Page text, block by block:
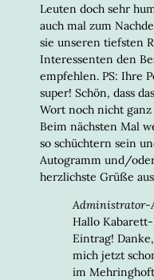
Leuten doch sehr
auch mal zum
sie unseren tiefsten
Interessenten den
empfehlen. PS: Ihre
super! Schön, dass
Wort noch nicht ganz
Beim nächsten Mal
so schüchtern sein
Autogramm und/
herzlichste Grüße
Administrator-
Hallo
Eintrag!
mich jetzt
im